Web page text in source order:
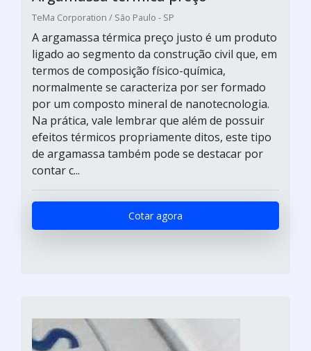
TeMa Corporation / São Paulo - SP
A argamassa térmica preço justo é um produto
ligado ao segmento da construção civil que, em
termos de composição físico-química,
normalmente se caracteriza por ser formado
por um composto mineral de nanotecnologia.
Na prática, vale lembrar que além de possuir
efeitos térmicos propriamente ditos, este tipo
de argamassa também pode se destacar por
contar c...
Cotar agora